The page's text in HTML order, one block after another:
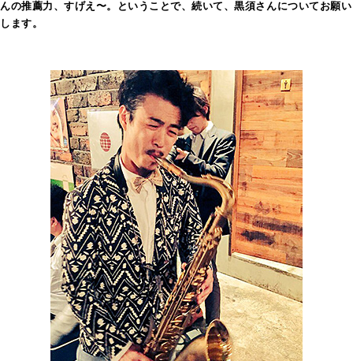
んの推薦力、すげえ〜。ということで、続いて、黒須さんについてお願い
します。